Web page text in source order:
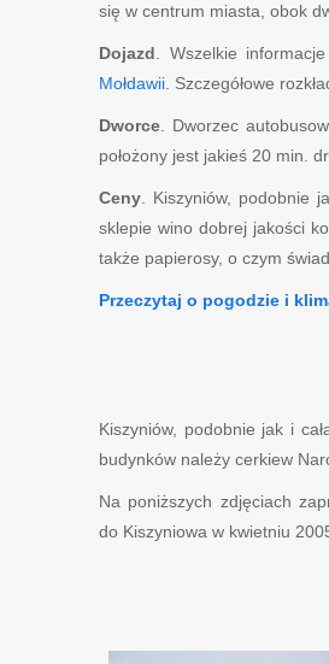
się w centrum miasta, obok
Dojazd . Wszelkie
Mołdawii . Szczegółowe
Dworce . Dworzec
położony jest jakieś 20 min.
Ceny . Kiszyniów, podobnie
sklepie wino dobrej jakości
także papierosy, o czym
Przeczytaj o pogodzie i
Kiszyniów, podobnie jak i
budynków należy cerkiew
Na poniższych zdjęciach
do Kiszyniowa w kwietniu